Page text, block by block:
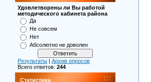
Удовлетворены ли Вы работой
методического кабинета района
Да
Не совсем
Нет
Абсолютно не доволен
Результаты
Архив опросов
Всего ответов: 244
Статистика